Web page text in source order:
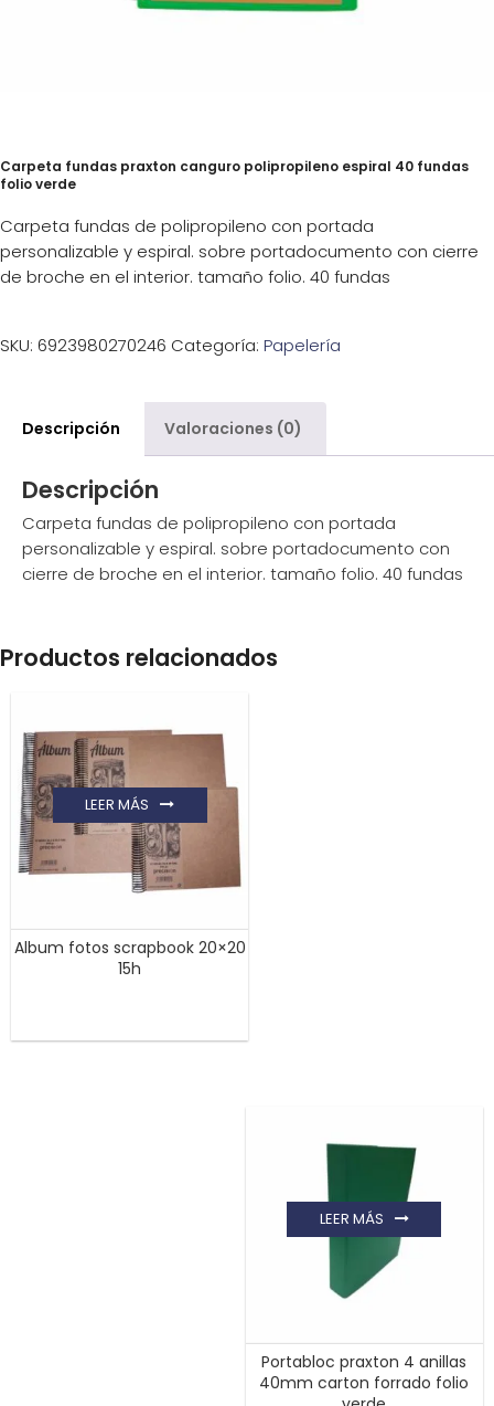
Carpeta fundas praxton canguro polipropileno espiral 40 fundas
folio verde
Carpeta fundas de polipropileno con portada
personalizable y espiral. sobre portadocumento con cierre
de broche en el interior. tamaño folio. 40 fundas
SKU: 6923980270246 Categoría: Papelería
Descripción Valoraciones (0)
Descripción
Carpeta fundas de polipropileno con portada
personalizable y espiral. sobre portadocumento con
cierre de broche en el interior. tamaño folio. 40 fundas
Productos relacionados
Album fotos scrapbook 20×20
15h
LEER MÁS
Portabloc praxton 4 anillas
40mm carton forrado folio
LEER MÁS